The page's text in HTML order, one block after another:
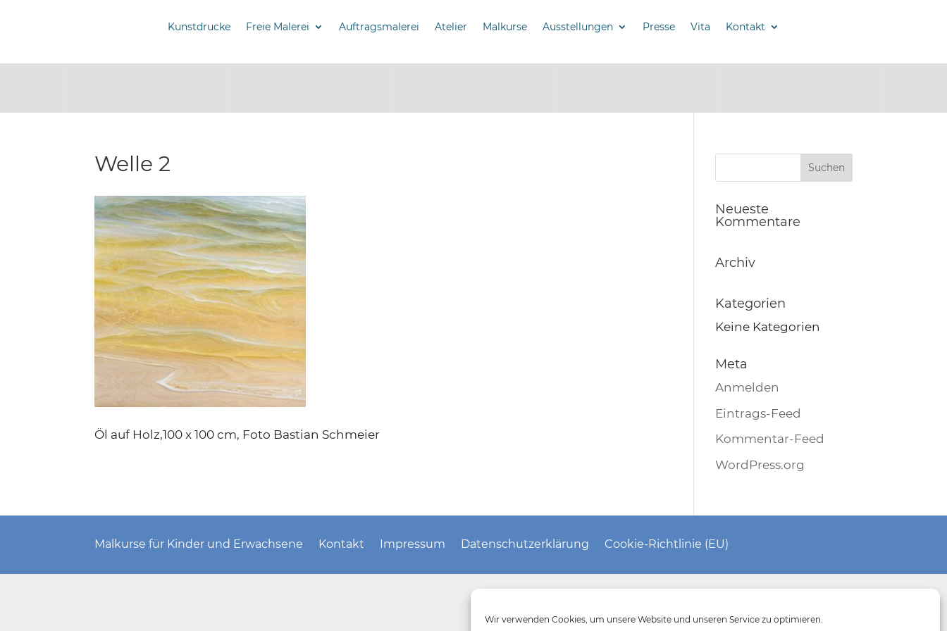
Wir verwenden Cookies, um unsere Website und unseren Service zu optimieren.
Kunstdrucke Freie Malerei Auftragsmalerei Atelier Malkurse Ausstellungen Presse Vita Kontakt
Welle 2
Öl auf Holz,100 x 100 cm, Foto Bastian Schmeier
Neueste
Kommentare
Archiv
Kategorien
Keine Kategorien
Meta
Anmelden
Eintrags-Feed
Kommentar-Feed
WordPress.org
Malkurse für Kinder und Erwachsene Kontakt Impressum Datenschutzerklärung Cookie-Richtlinie (EU)